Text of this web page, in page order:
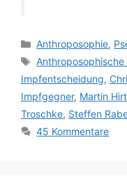
Kategorien
Anthroposophie,
Schlagwörter
Impfentscheidung,
Impfgegner, Martin
Troschke, Steffen
45 Kommentare